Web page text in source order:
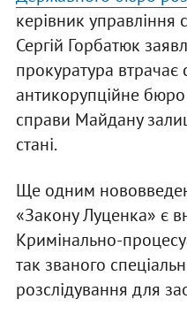
керівник управління
Сергій Горбатюк
прокуратура втрачає
антикорупційне
справи Майдану
стані.
Ще одним
«Закону Луценка» є
Кримінально-
так званого
розслідування для